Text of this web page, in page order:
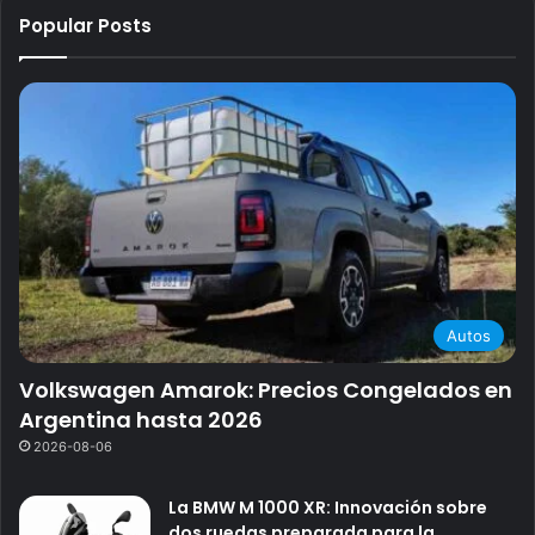
Popular Posts
Autos
Volkswagen Amarok: Precios Congelados en
Argentina hasta 2026
2026-08-06
La BMW M 1000 XR: Innovación sobre